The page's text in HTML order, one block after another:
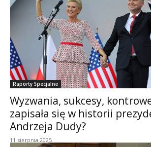
Raporty Specjalne
Wyzwania, sukcesy,
zapisała się w historii
Andrzeja Dudy?
11 sierpnia 2025